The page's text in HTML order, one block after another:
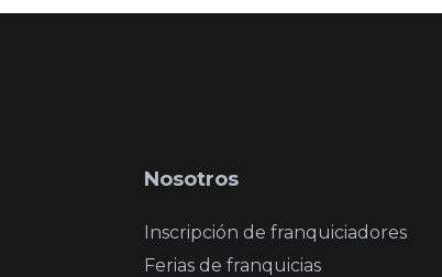
Nosotros
Inscripción de franquiciadores
Ferias de franquicias